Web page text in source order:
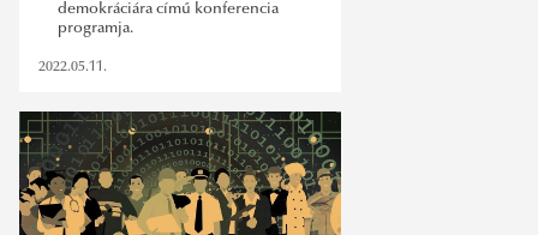
demokráciára című konferencia
programja.
2022.05.11.